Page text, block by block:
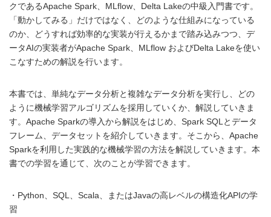
クであるApache Spark、MLflow、Delta Lakeの中級入門書です。
「動かしてみる」だけではなく、どのような仕組みになっている
のか、どうすれば効率的な実装が行えるかまで踏み込みつつ、デ
ータAIの実装者がApache Spark、MLflow およびDelta Lakeを使い
こなすための解説を行います。
本書では、単純なデータ分析と複雑なデータ分析を実行し、どの
ように機械学習アルゴリズムを採用していくか、解説していきま
す。Apache Sparkの導入から解説をはじめ、Spark SQLとデータ
フレーム、データセットを紹介していきます。そこから、Apache
Sparkを利用した実践的な機械学習の方法を解説していきます。本
書での学習を通じて、次のことが学習できます。
・Python、SQL、Scala、またはJavaの高レベルの構造化APIの学
習